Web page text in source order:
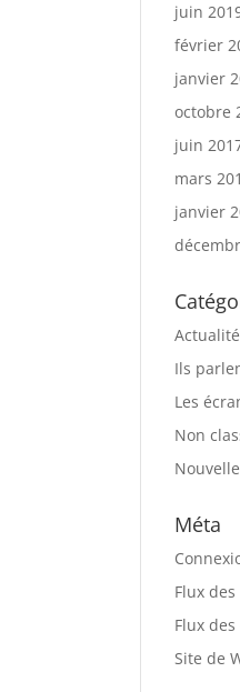
juin
février
janvier
octobre
juin
mars
janvier
Ils
Les
Non
Méta
Flux
Flux
Site de